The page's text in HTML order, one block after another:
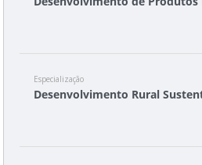
Especialização
Desenvolvimento Rural